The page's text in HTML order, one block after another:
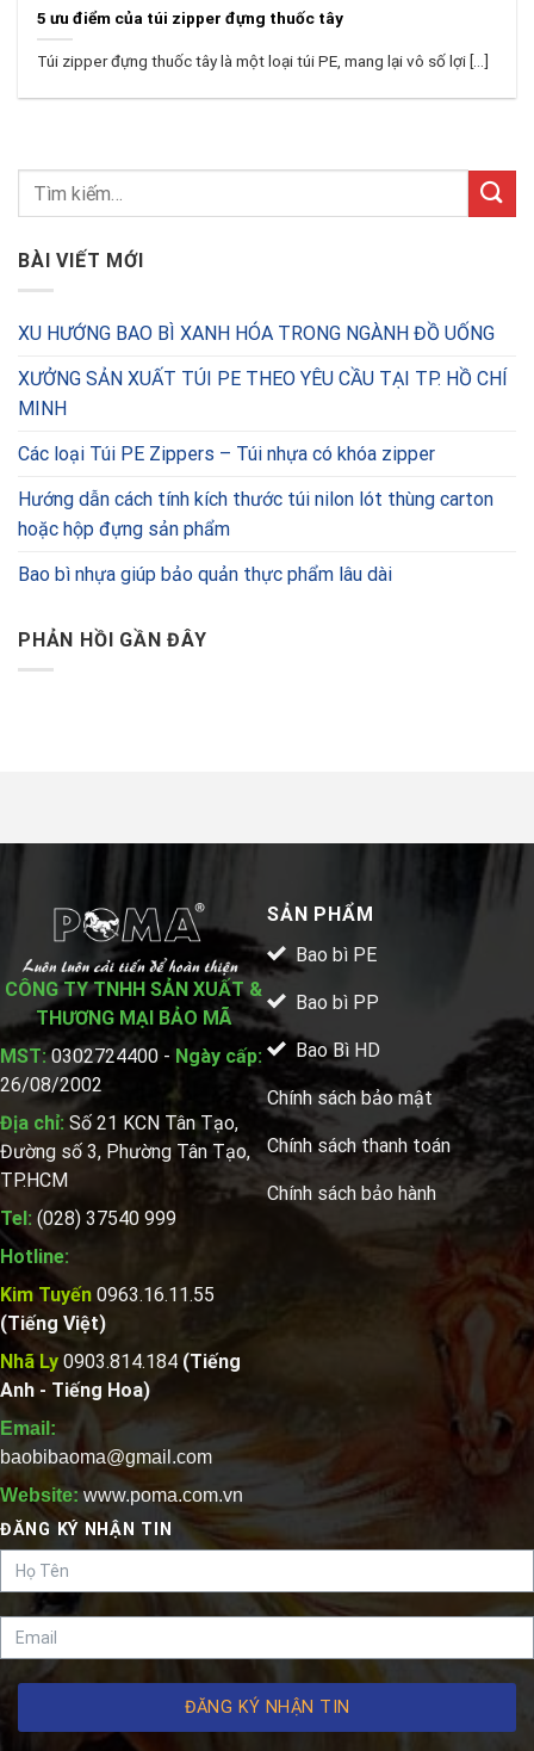
5 ưu điểm của túi zipper đựng thuốc tây
Túi zipper đựng thuốc tây là một loại túi PE, mang lại vô số lợi [...]
BÀI VIẾT MỚI
XU HƯỚNG BAO BÌ XANH HÓA TRONG NGÀNH ĐỒ UỐNG
XƯỞNG SẢN XUẤT TÚI PE THEO YÊU CẦU TẠI TP. HỒ CHÍ
MINH
Các loại Túi PE Zippers – Túi nhựa có khóa zipper
Hướng dẫn cách tính kích thước túi nilon lót thùng carton
hoặc hộp đựng sản phẩm
Bao bì nhựa giúp bảo quản thực phẩm lâu dài
PHẢN HỒI GẦN ĐÂY
CÔNG TY TNHH SẢN XUẤT &
THƯƠNG MẠI BẢO MÃ
MST:0302724400 - Ngày cấp:
26/08/2002
Địa chỉ: Số 21 KCN Tân Tạo,
Đường số 3, Phường Tân Tạo,
TP.HCM
Tel: (028) 37540 999
Hotline:
Kim Tuyến 0963.16.11.55
(Tiếng Việt)
Nhã Ly 0903.814.184 (Tiếng
Anh - Tiếng Hoa)
Email:
baobibaoma@gmail.com
Website:www.poma.com.vn
SẢN PHẨM
Bao bì PE
Bao bì PP
Bao Bì HD
Chính sách bảo mật
Chính sách thanh toán
Chính sách bảo hành
ĐĂNG KÝ NHẬN TIN
ĐĂNG KÝ NHẬN TIN